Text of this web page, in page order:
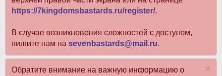
https://7kingdomsbastards.ru/register/.
В случае возникновения сложностей с доступом,
пишите нам на sevenbastards@mail.ru.
Обратите внимание на важную информацию о